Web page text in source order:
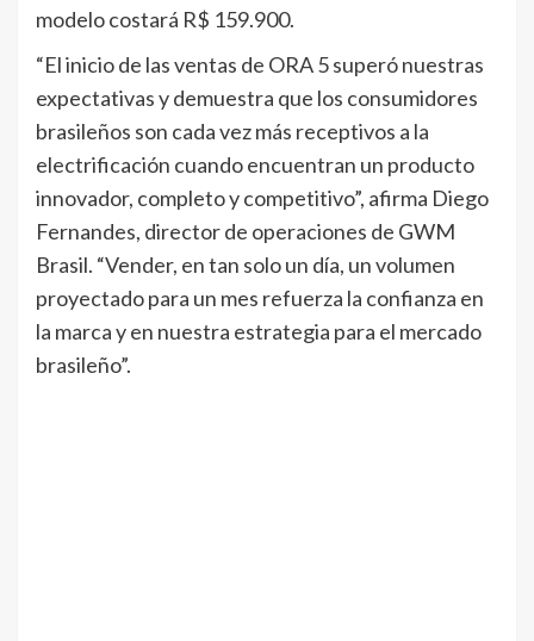
modelo costará R$ 159.900.
“El inicio de las ventas de ORA 5 superó nuestras
expectativas y demuestra que los consumidores
brasileños son cada vez más receptivos a la
electrificación cuando encuentran un producto
innovador, completo y competitivo”, afirma Diego
Fernandes, director de operaciones de GWM
Brasil. “Vender, en tan solo un día, un volumen
proyectado para un mes refuerza la confianza en
la marca y en nuestra estrategia para el mercado
brasileño”.